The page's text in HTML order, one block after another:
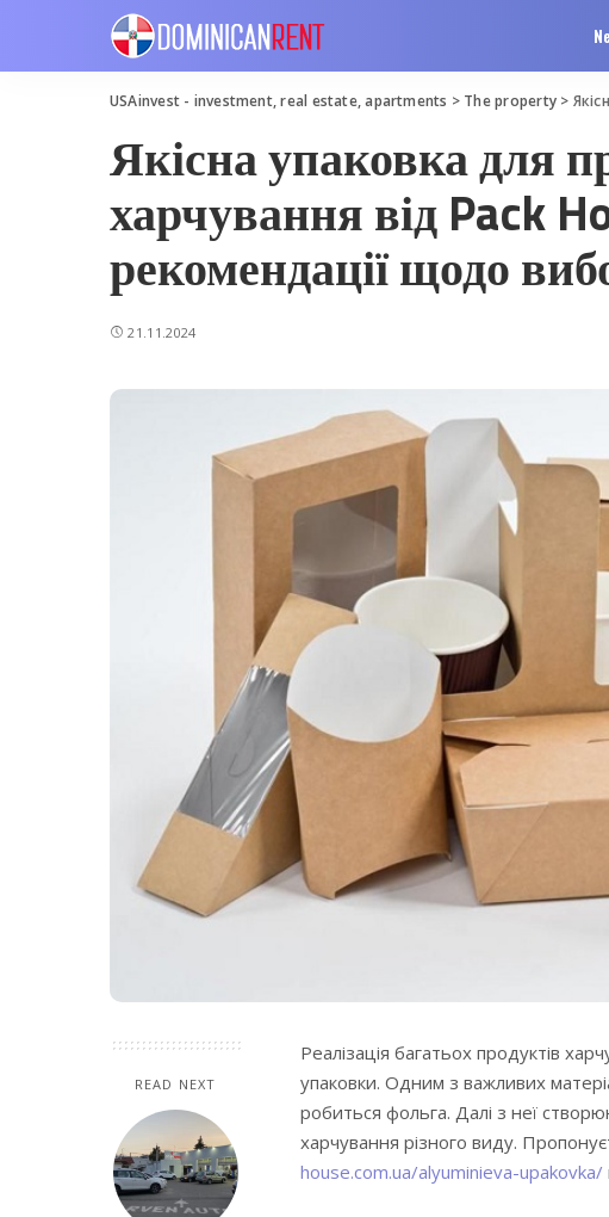
USAinvest - investment, real estate, apartments > The property> Якісна
Якісна упаковка для
харчування від Pack
рекомендації щодо
21.11.2024
READ NEXT
Реалізація багатьох продуктів
упаковки. Одним з важливих
робиться фольга. Далі з неї
харчування різного виду.
house.com.ua/alyuminieva-upakovka/